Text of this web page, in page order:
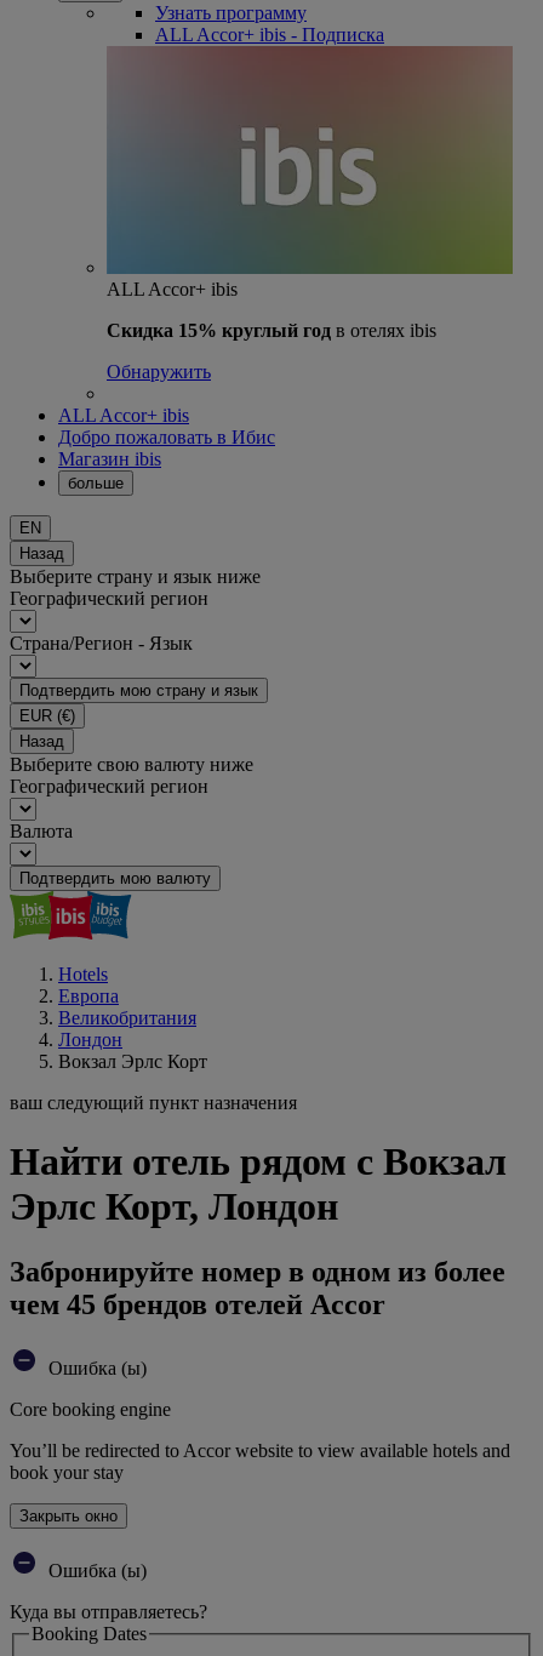
Узнать программу
ALL Accor+ ibis - Подписка
ALL Accor+ ibis
Скидка 15% круглый год в отелях ibis
Обнаружить
ALL Accor+ ibis
Добро пожаловать в Ибис
Магазин ibis
больше
EN
Назад
Выберите страну и язык ниже
Географический регион
Страна/Регион - Язык
Подтвердить мою страну и язык
EUR (€)
Назад
Выберите свою валюту ниже
Географический регион
Валюта
Подтвердить мою валюту
Hotels
Европа
Великобритания
Лондон
Вокзал Эрлс Корт
ваш следующий пункт назначения
Найти отель рядом с Вокзал
Эрлс Корт, Лондон
Забронируйте номер в одном из более
чем 45 брендов отелей Accor
Ошибка (ы)
Core booking engine
You’ll be redirected to Accor website to view available hotels and
book your stay
Закрыть окно
Ошибка (ы)
Куда вы отправляетесь?
Booking Dates